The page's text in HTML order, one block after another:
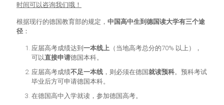
时间可以咨询我们哦！
根据现行的德国教育部的规定， 中国高中生到德国读大学有三个途
径 ：
应届高考成绩达到 一本线上 （当地高考总分的70% 以上），
可以直接申请德国本科。
应届高考成绩不足一本线 ，则必须在德国就读预科。预科考试
毕业后方可申请德国本科。
在德国高中入学就读，参加德国高考。